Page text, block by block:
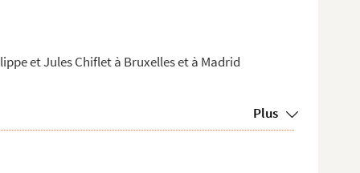
et Jules Chiflet à Bruxelles et à Madrid
Plus